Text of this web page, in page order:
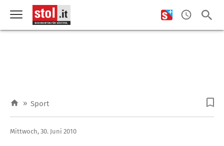
» Sport
Mittwoch, 30. Juni 2010